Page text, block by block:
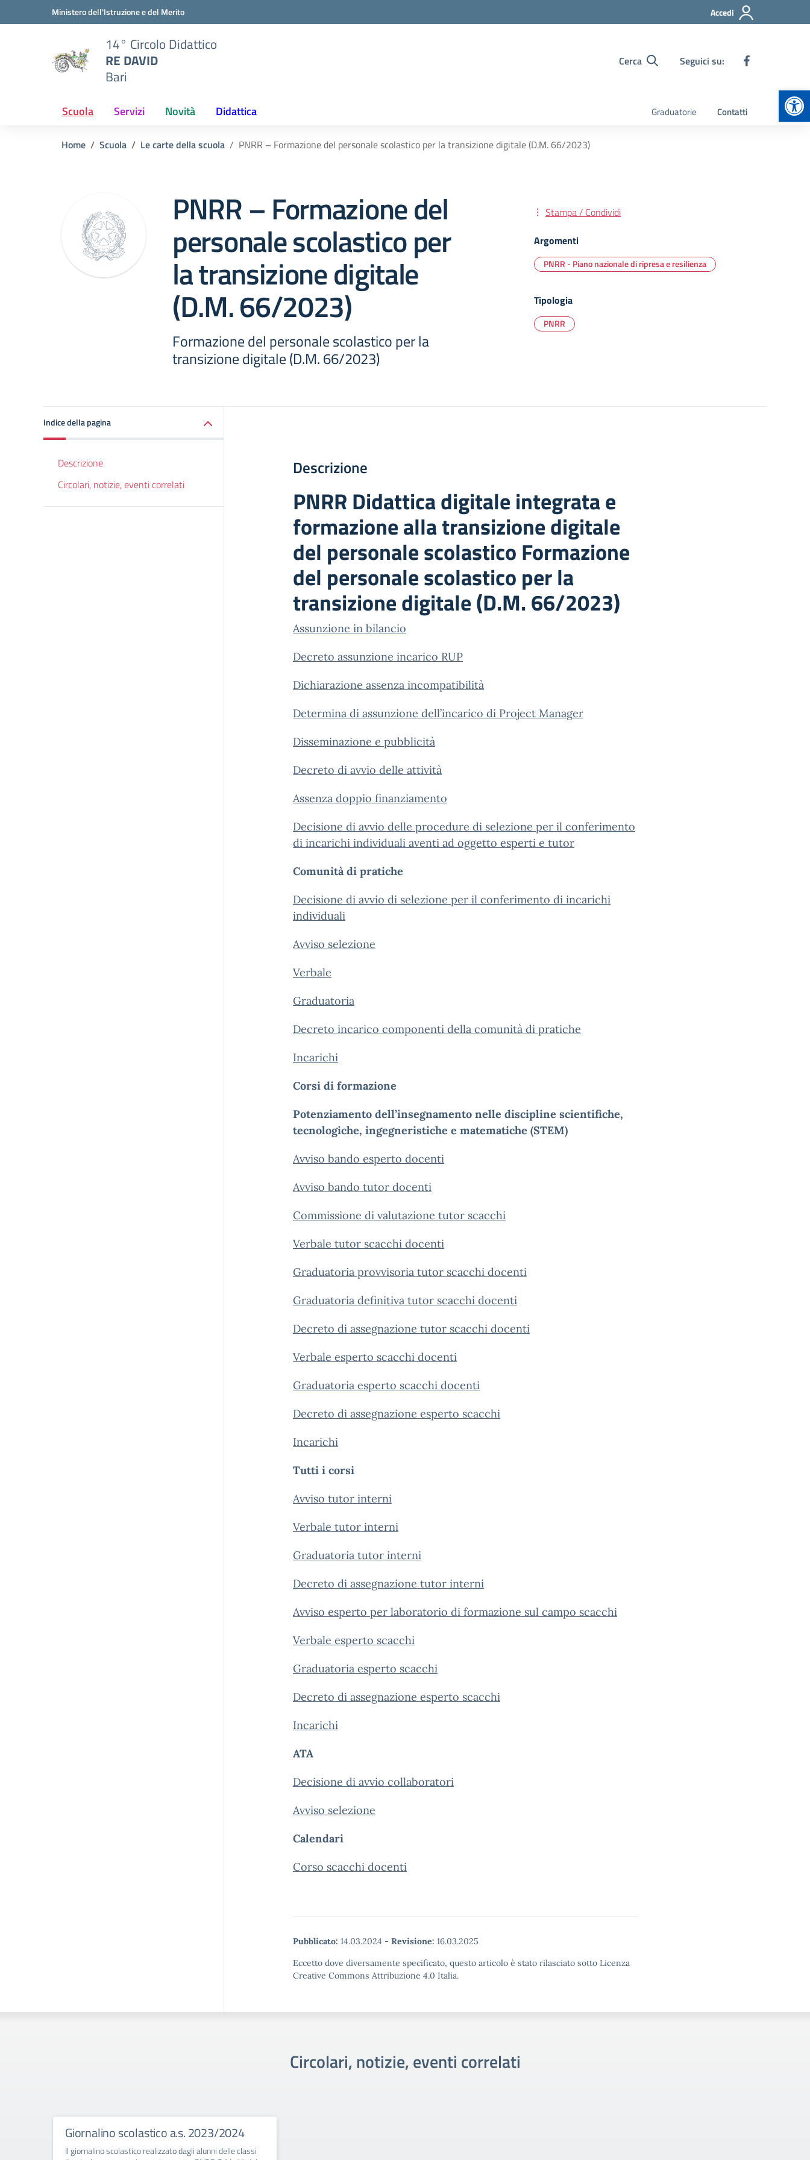
Vai ai contenuti
Vai al menu di navigazioneMinistero dell'Istruzione e del Merito Accedi
14° Circolo Didattico
RE DAVID
Bari
Cerca Seguici su:
Scuola Servizi Novità Didattica Graduatorie Contatti
Home Scuola Le carte della scuola PNRR – Formazione del personale scolastico per la transizione digitale (D.M. 66/2023)
PNRR – Formazione del
personale scolastico per
la transizione digitale
(D.M. 66/2023)
Formazione del personale scolastico per la
transizione digitale (D.M. 66/2023)
Stampa / Condividi
Argomenti
PNRR - Piano nazionale di ripresa e resilienza
Tipologia
PNRR
Indice della pagina
Descrizione
Circolari, notizie, eventi correlati
Descrizione
PNRR Didattica digitale integrata e
formazione alla transizione digitale
del personale scolastico Formazione
del personale scolastico per la
transizione digitale (D.M. 66/2023)
Assunzione in bilancio
Decreto assunzione incarico RUP
Dichiarazione assenza incompatibilità
Determina di assunzione dell’incarico di Project Manager
Disseminazione e pubblicità
Decreto di avvio delle attività
Assenza doppio finanziamento
Decisione di avvio delle procedure di selezione per il conferimento
di incarichi individuali aventi ad oggetto esperti e tutor
Comunità di pratiche
Decisione di avvio di selezione per il conferimento di incarichi
individuali
Avviso selezione
Verbale
Graduatoria
Decreto incarico componenti della comunità di pratiche
Incarichi
Corsi di formazione
Potenziamento dell’insegnamento nelle discipline scientifiche,
tecnologiche, ingegneristiche e matematiche (STEM)
Avviso bando esperto docenti
Avviso bando tutor docenti
Commissione di valutazione tutor scacchi
Verbale tutor scacchi docenti
Graduatoria provvisoria tutor scacchi docenti
Graduatoria definitiva tutor scacchi docenti
Decreto di assegnazione tutor scacchi docenti
Verbale esperto scacchi docenti
Graduatoria esperto scacchi docenti
Decreto di assegnazione esperto scacchi
Incarichi
Tutti i corsi
Avviso tutor interni
Verbale tutor interni
Graduatoria tutor interni
Decreto di assegnazione tutor interni
Avviso esperto per laboratorio di formazione sul campo scacchi
Verbale esperto scacchi
Graduatoria esperto scacchi
Decreto di assegnazione esperto scacchi
Incarichi
ATA
Decisione di avvio collaboratori
Avviso selezione
Calendari
Corso scacchi docenti
Pubblicato: 14.03.2024 - Revisione: 16.03.2025
Eccetto dove diversamente specificato, questo articolo è stato rilasciato sotto Licenza
Creative Commons Attribuzione 4.0 Italia.
Circolari, notizie, eventi correlati
Giornalino scolastico a.s. 2023/2024
Il giornalino scolastico realizzato dagli alunni delle classi